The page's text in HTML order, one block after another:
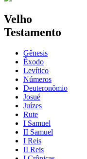
Velho
Testamento
Gênesis
Êxodo
Levítico
Números
Deuteronômio
Josué
Juízes
Rute
I Samuel
II Samuel
I Reis
II Reis